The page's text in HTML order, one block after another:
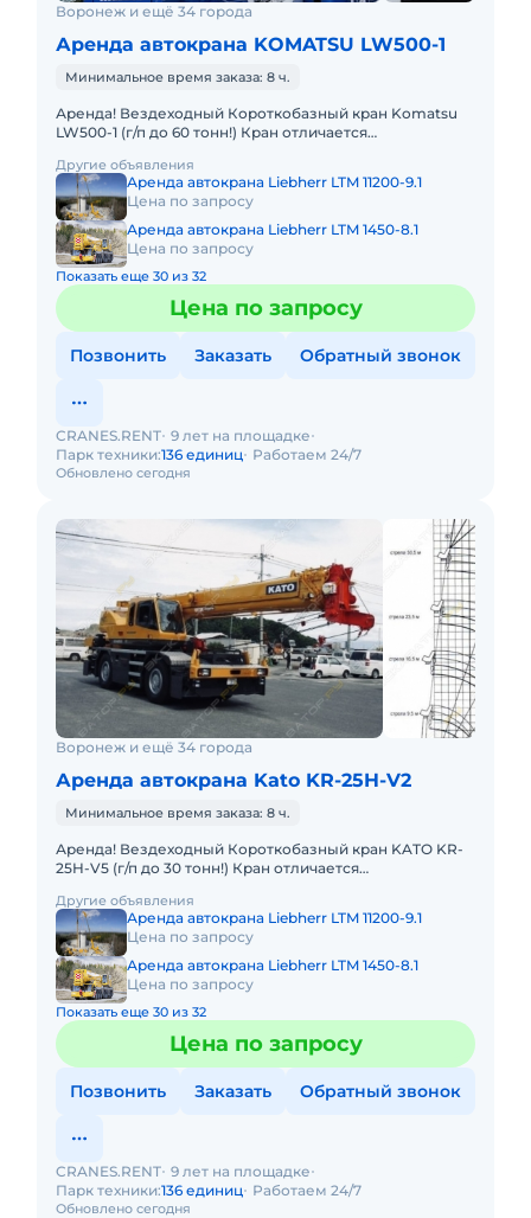
Воронеж и ещё 34 города
Аренда автокрана KOMATSU LW500-1
Минимальное время заказа: 8 ч.
Аренда! Вездеходный Короткобазный кран Komatsu
LW500-1 (г/п до 60 тонн!) Кран отличается
бездорожью, он незам
Другие объявления
Аренда автокрана Liebherr LTM 11200-9.1
Цена по запросу
Аренда автокрана Liebherr LTM 1450-8.1
Цена по запросу
Показать еще 30 из 32
Цена по запросу
Позвонить Заказать Обратный звонок
Обновлено сегодня
CRANES.RENT 9 лет на площадке
Парк техники:136 единиц Работаем 24/7
Воронеж и ещё 34 города
Аренда автокрана Kato KR-25H-V2
Минимальное время заказа: 8 ч.
Аренда! Вездеходный Короткобазный кран KATO KR-
25H-V5 (г/п до 30 тонн!) Кран отличается
бездорожью. Техничес
Другие объявления
Аренда автокрана Liebherr LTM 11200-9.1
Цена по запросу
Аренда автокрана Liebherr LTM 1450-8.1
Цена по запросу
Показать еще 30 из 32
Цена по запросу
Позвонить Заказать Обратный звонок
Обновлено сегодня
CRANES.RENT 9 лет на площадке
Парк техники:136 единиц Работаем 24/7